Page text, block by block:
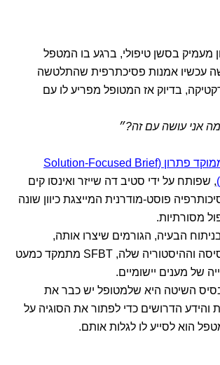
מעמיק בסשן טיפולי, ברגע בו המטפל
עכשיו אמנות פסיכתרפית שהתלטשה
בדיוק אז המטופל מפריע לו עם
אני עושה עם זה?״
טיפול קצר מועד ממוקד פתרון (Solution-Focused Brief
, שפותח על ידי סטיב דה שייזר ואינסו קים
פוסט-מודרנית המייצגת כיוון שונה
מסורתיות.
הבעיה, הגורמים שיצרו אותה,
הקונפליקטים בבסיסה וההיסטוריה שלה, SFBT מתמקד כמעט
של מענים יישומיים.
השיטה היא שלמטופל יש כבר את
והידע הדרושים כדי לפתור את הסוגיה על
הוא לסייע לו לגלות אותם.